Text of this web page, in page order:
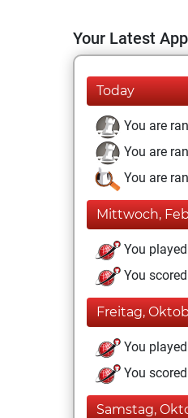
Your Latest
Today
You are
You are
You are
Mittwoch,
You
You
Freitag,
You
You
Samstag,